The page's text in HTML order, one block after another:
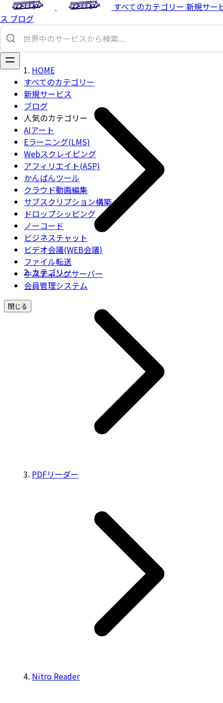
すべてのカテゴリー 新規サー
ス ブログ
すべてのカテゴリー
新規サービス
ブログ
人気のカテゴリー
AIアート
Eラーニング(LMS)
Webスクレイピング
アフィリエイト(ASP)
かんばんツール
クラウド動画編集
サブスクリプション構築
ドロップシッピング
ノーコード
ビジネスチャット
ビデオ会議(WEB会議)
ファイル転送
ホスティングサーバー
会員管理システム
閉じる
HOME
カテゴリー
PDFリーダー
Nitro Reader